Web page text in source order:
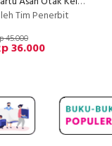
Tim Penerbit
45.000
36.000